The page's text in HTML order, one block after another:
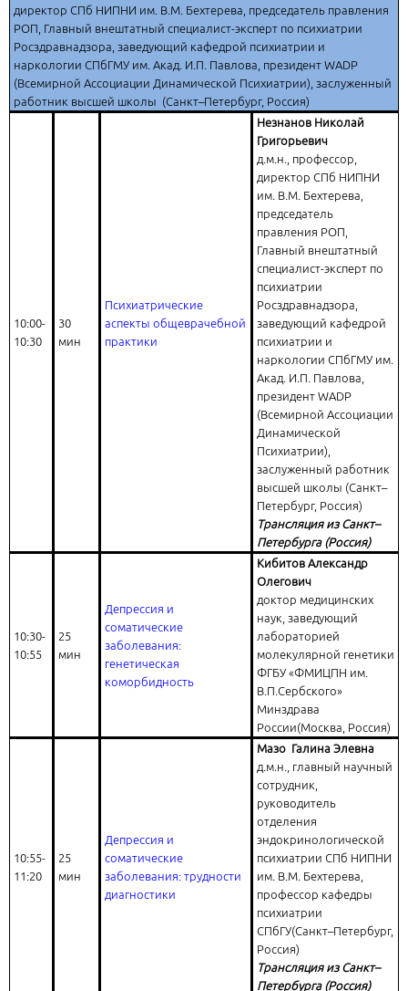
директор СПб НИПНИ им. В.М. Бехтерева, председатель правления
РОП, Главный внештатный специалист-эксперт по психиатрии
Росздравнадзора, заведующий кафедрой психиатрии и
наркологии СПбГМУ им. Акад. И.П. Павлова, президент WADP
(Всемирной Ассоциации Динамической Психиатрии), заслуженный
работник высшей школы (Санкт–Петербург, Россия)
10:00-
10:30
30
мин
Психиатрические
аспекты общеврачебной
практики
Незнанов Николай
Григорьевич
д.м.н., профессор,
директор СПб НИПНИ
им. В.М. Бехтерева,
председатель
правления РОП,
Главный внештатный
специалист-эксперт по
психиатрии
Росздравнадзора,
заведующий кафедрой
психиатрии и
наркологии СПбГМУ им.
Акад. И.П. Павлова,
президент WADP
(Всемирной Ассоциации
Динамической
Психиатрии),
заслуженный работник
высшей школы (Санкт–
Петербург, Россия)
Трансляция из Санкт–
Петербурга (Россия)
10:30-
10:55
25
мин
Депрессия и
соматические
заболевания:
генетическая
коморбидность
Кибитов Александр
Олегович
доктор медицинских
наук, заведующий
лабораторией
молекулярной генетики
ФГБУ «ФМИЦПН им.
В.П.Сербского»
Минздрава
России(Москва, Россия)
10:55-
11:20
25
мин
Депрессия и
соматические
заболевания: трудности
диагностики
Мазо Галина Элевна
д.м.н., главный научный
сотрудник,
руководитель
отделения
эндокринологической
психиатрии СПб НИПНИ
им. В.М. Бехтерева,
профессор кафедры
психиатрии
СПбГУ(Санкт–Петербург,
Россия)
Трансляция из Санкт–
Петербурга (Россия)